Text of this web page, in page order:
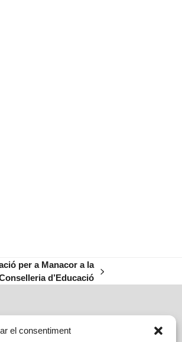
el consentiment
per a Manacor a la
d’Educació